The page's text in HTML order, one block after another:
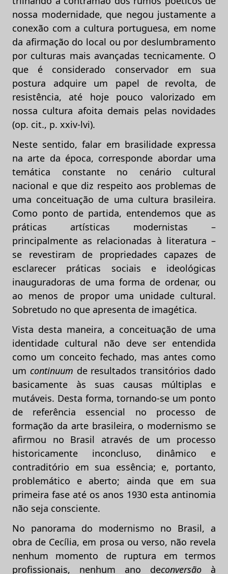
nossa modernidade, que negou justamente a
conexão com a cultura portuguesa, em nome
da afirmação do local ou por deslumbramento
por culturas mais avançadas tecnicamente. O
que é considerado conservador em sua
postura adquire um papel de revolta, de
resistência, até hoje pouco valorizado em
nossa cultura afoita demais pelas novidades
(op. cit., p. xxiv-lvi).
Neste sentido, falar em brasilidade expressa
na arte da época, corresponde abordar uma
temática constante no cenário cultural
nacional e que diz respeito aos problemas de
uma conceituação de uma cultura brasileira.
Como ponto de partida, entendemos que as
práticas artísticas modernistas –
principalmente as relacionadas à literatura –
se revestiram de propriedades capazes de
esclarecer práticas sociais e ideológicas
inauguradoras de uma forma de ordenar, ou
ao menos de propor uma unidade cultural.
Sobretudo no que apresenta de imagética.
Vista desta maneira, a conceituação de uma
identidade cultural não deve ser entendida
como um conceito fechado, mas antes como
um continuum de resultados transitórios dado
basicamente às suas causas múltiplas e
mutáveis. Desta forma, tornando-se um ponto
de referência essencial no processo de
formação da arte brasileira, o modernismo se
afirmou no Brasil através de um processo
historicamente inconcluso, dinâmico e
contraditório em sua essência; e, portanto,
problemático e aberto; ainda que em sua
primeira fase até os anos 1930 esta antinomia
não seja consciente.
No panorama do modernismo no Brasil, a
obra de Cecília, em prosa ou verso, não revela
nenhum momento de ruptura em termos
profissionais, nenhum ano deconversão à